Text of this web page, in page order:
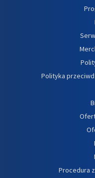
Polityka
Procedura